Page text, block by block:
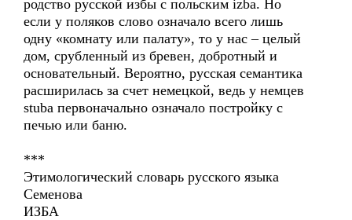
родство русской избы с польским izba. Но
если у поляков слово означало всего лишь
одну «комнату или палату», то у нас – целый
дом, срубленный из бревен, добротный и
основательный. Вероятно, русская семантика
расширилась за счет немецкой, ведь у немцев
stuba первоначально означало постройку с
печью или баню.
***
Этимологический словарь русского языка
Семенова
ИЗБА